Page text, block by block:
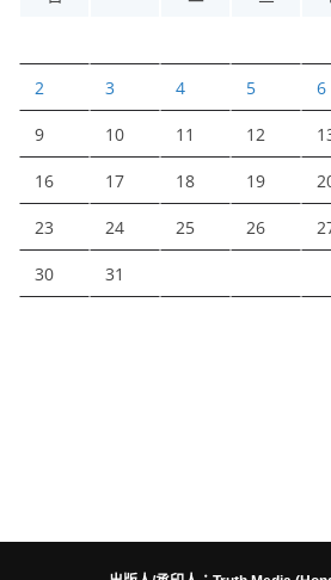
2 3 4 5 6
9 10 11 12
16 17 18 19
23 24 25 26
30 31